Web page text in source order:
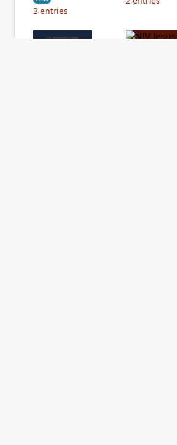
3 entries